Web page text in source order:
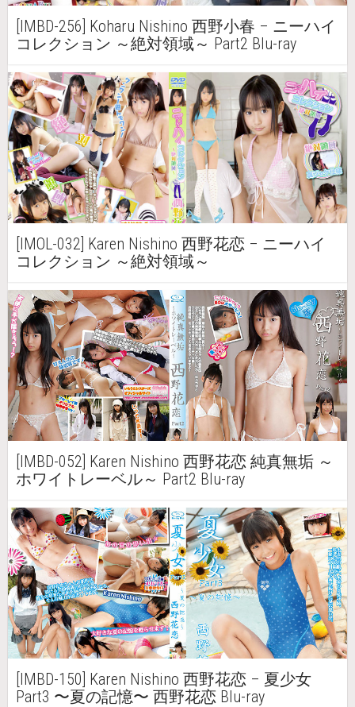
[IMBD-256] Koharu Nishino 西野小春 – ニーハイ
コレクション ～絶対領域～ Part2 Blu-ray
[IMOL-032] Karen Nishino 西野花恋 – ニーハイ
コレクション ～絶対領域～
[IMBD-052] Karen Nishino 西野花恋 純真無垢 ～
ホワイトレーベル～ Part2 Blu-ray
[IMBD-150] Karen Nishino 西野花恋 – 夏少女
Part3 〜夏の記憶〜 西野花恋 Blu-ray